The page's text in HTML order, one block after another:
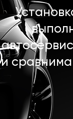
и